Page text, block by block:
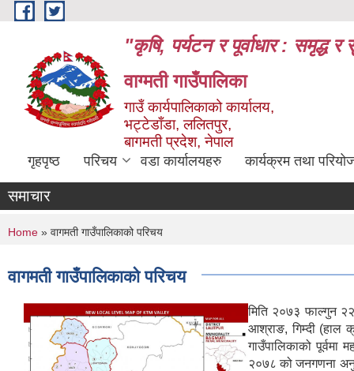
Skip to main content
"कृषि, पर्यटन र पूर्वाधार : समृद्ध
वाग्मती गाउँपालिका
गाउँ कार्यपालिकाको कार्यालय,
भट्टेडाँडा, ललितपुर,
बागमती प्रदेश, नेपाल
गृहपृष्ठ परिचय वडा कार्यालयहरु कार्यक्रम तथा
समाचार
You are here
Home » वागमती गाउँपालिकाको परिचय
वागमती गाउँपालिकाको परिचय
मिति २०७३ फाल्गुन
आश्राङ, गिम्दी (हाल
गाउँपालिकाको पूर्वमा
२०७८ को जनगणना